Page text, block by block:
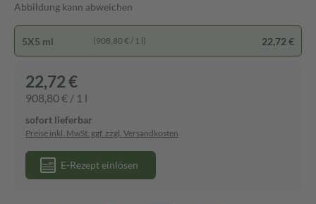
Abbildung kann abweichen
5X5 ml (908,80 € / 1 l) 22,72 €
22,72 €
908,80 € / 1 l
sofort lieferbar
Preise inkl. MwSt. ggf. zzgl. Versandkosten
E-Rezept einlösen